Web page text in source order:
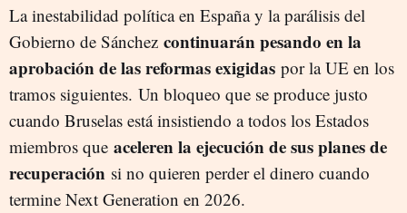
La inestabilidad política en España y la parálisis del
Gobierno de Sánchez continuarán pesando en la
aprobación de las reformas exigidas por la UE en los
tramos siguientes. Un bloqueo que se produce justo
cuando Bruselas está insistiendo a todos los Estados
miembros que aceleren la ejecución de sus planes de
recuperación si no quieren perder el dinero cuando
termine Next Generation en 2026.